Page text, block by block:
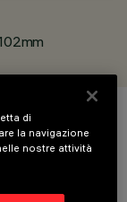
di
la navigazione
nostre attività